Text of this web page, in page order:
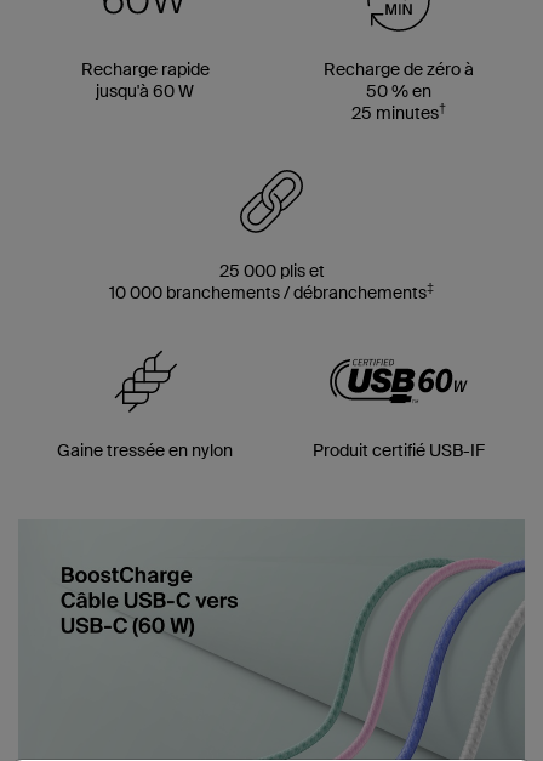
Recharge rapide
jusqu'à 60 W
Recharge de zéro à
50 % en
25 minutes†
25 000 plis et
10 000 branchements / débranchements‡
Gaine tressée en nylon Produit certifié USB-IF